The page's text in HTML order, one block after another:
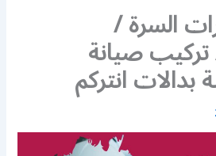
السرة /
/ تركيب صيانة
بدالات انتركم